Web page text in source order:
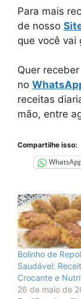
Para mais
de nosso
que você vai
Quer
no
receitas
mão, entre
Compartilhe isso:
Bolinho de
Saudável:
Crocante e
26 de maio de